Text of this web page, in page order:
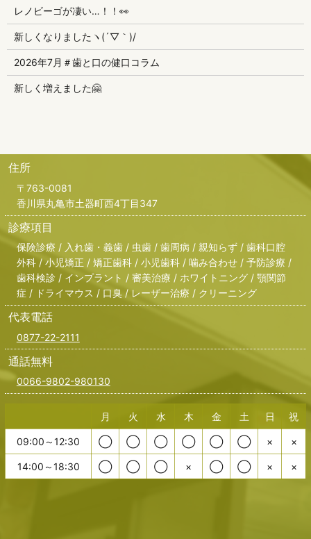
レノビーゴが凄い…！！👀
新しくなりましたヽ(´▽｀)/
2026年7月＃歯と口の健口コラム
新しく増えました🤗
住所
〒763-0081
香川県丸亀市土器町西4丁目347
診療項目
保険診療 / 入れ歯・義歯 / 虫歯 / 歯周病 / 親知らず / 歯科口腔
外科 / 小児矯正 / 矯正歯科 / 小児歯科 / 噛み合わせ / 予防診療 /
歯科検診 / インプラント / 審美治療 / ホワイトニング / 顎関節
症 / ドライマウス / 口臭 / レーザー治療 / クリーニング
代表電話
0877-22-2111
通話無料
0066-9802-980130
月 火 水 木 金 土 日 祝
09:00～12:30 ◯ ◯ ◯ ◯ ◯ ◯ × ×
14:00～18:30 ◯ ◯ ◯ × ◯ ◯ × ×